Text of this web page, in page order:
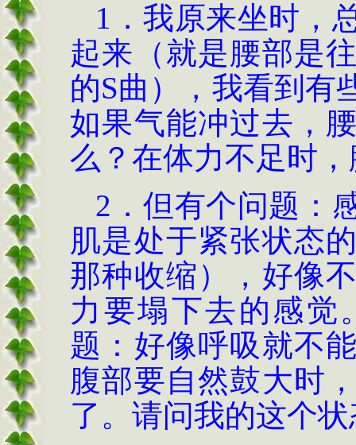
1．我原来坐时，
起来（就是腰部是
的S曲），我看到有
如果气能冲过去，
么？在体力不足时
2．但有个问题：
肌是处于紧张状态
那种收缩），好像
力要塌下去的感觉
题：好像呼吸就不
腹部要自然鼓大时
了。请问我的这个